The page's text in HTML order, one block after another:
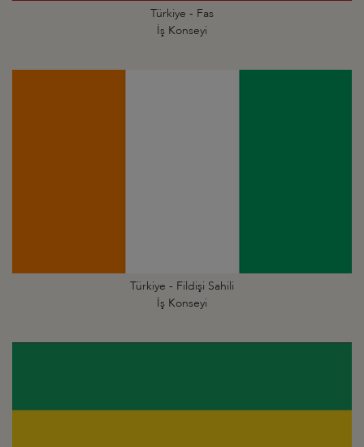
Türkiye - Fas
İş Konseyi
Türkiye - Fildişi Sahili
İş Konseyi